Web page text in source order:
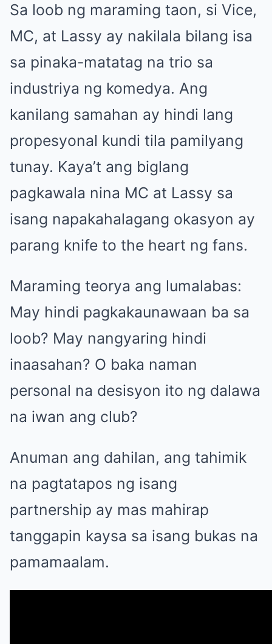
Sa loob ng maraming taon, si Vice,
MC, at Lassy ay nakilala bilang isa
sa pinaka-matatag na trio sa
industriya ng komedya. Ang
kanilang samahan ay hindi lang
propesyonal kundi tila pamilyang
tunay. Kaya’t ang biglang
pagkawala nina MC at Lassy sa
isang napakahalagang okasyon ay
parang knife to the heart ng fans.
Maraming teorya ang lumalabas:
May hindi pagkakaunawaan ba sa
loob? May nangyaring hindi
inaasahan? O baka naman
personal na desisyon ito ng dalawa
na iwan ang club?
Anuman ang dahilan, ang tahimik
na pagtatapos ng isang
partnership ay mas mahirap
tanggapin kaysa sa isang bukas na
pamamaalam.